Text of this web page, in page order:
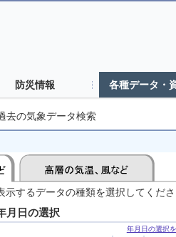
防災情報 各種データ・
去の気象データ検索
示するデータの種類を選択してくだ
月日の選択
年月日の選択